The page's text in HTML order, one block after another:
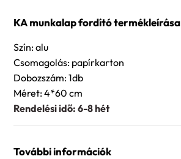
KA munkalap fordító termékleírása
Szín: alu
Csomagolás: papírkarton
Dobozszám: 1db
Méret: 4*60 cm
Rendelési idő: 6-8 hét
További információk